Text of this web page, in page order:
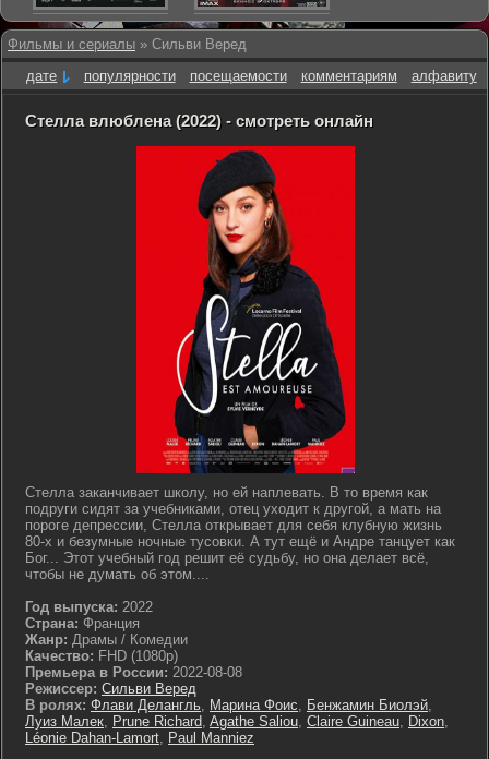
Фильмы и сериалы » Сильви Веред
дате
популярности посещаемости комментариям алфавиту
Стелла влюблена (2022) - смотреть онлайн
Стелла заканчивает школу, но ей наплевать. В то время как
подруги сидят за учебниками, отец уходит к другой, а мать на
пороге депрессии, Стелла открывает для себя клубную жизнь
80-х и безумные ночные тусовки. А тут ещё и Андре танцует как
Бог... Этот учебный год решит её судьбу, но она делает всё,
чтобы не думать об этом....
Год выпуска: 2022
Страна: Франция
Жанр: Драмы / Комедии
Качество: FHD (1080p)
Премьера в России: 2022-08-08
Режиссер: Сильви Веред
В ролях: Флави Делангль, Марина Фоис, Бенжамин Биолэй,
Луиз Малек, Prune Richard, Agathe Saliou, Claire Guineau, Dixon,
Léonie Dahan-Lamort, Paul Manniez